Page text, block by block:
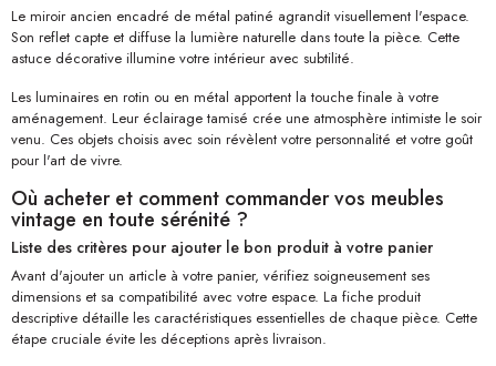
Le miroir ancien encadré de métal patiné agrandit visuellement l'espace.
Son reflet capte et diffuse la lumière naturelle dans toute la pièce. Cette
astuce décorative illumine votre intérieur avec subtilité.
Les luminaires en rotin ou en métal apportent la touche finale à votre
aménagement. Leur éclairage tamisé crée une atmosphère intimiste le soir
venu. Ces objets choisis avec soin révèlent votre personnalité et votre goût
pour l'art de vivre.
Où acheter et comment commander vos meubles
vintage en toute sérénité ?
Liste des critères pour ajouter le bon produit à votre panier
Avant d'ajouter un article à votre panier, vérifiez soigneusement ses
dimensions et sa compatibilité avec votre espace. La fiche produit
descriptive détaille les caractéristiques essentielles de chaque pièce. Cette
étape cruciale évite les déceptions après livraison.